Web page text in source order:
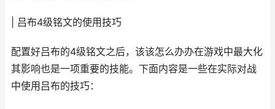
| 吕布4级铭文的使用技巧
配置好吕布的4级铭文之后，该该怎么办办在游戏中最大化
其影响也是一项重要的技能。下面内容是一些在实际对战
中使用吕布的技巧：